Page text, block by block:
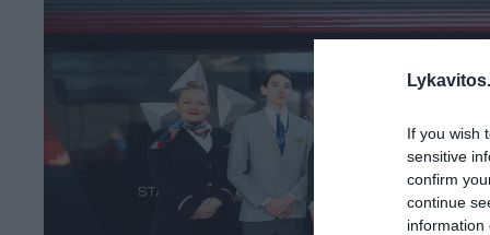
If you wish
sensitive
confirm
continue
information